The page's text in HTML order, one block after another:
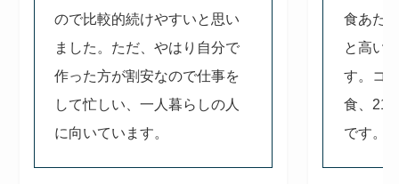
ので比較的続けやすいと思い
ました。ただ、やはり自分で
作った方が割安なので仕事を
して忙しい、一人暮らしの人
に向いています。
食あた
と高い
す。コ
食、21
です。